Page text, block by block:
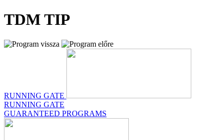
TDM TIP
RUNNING GATE
RUNNING GATE
GUARANTEED PROGRAMS